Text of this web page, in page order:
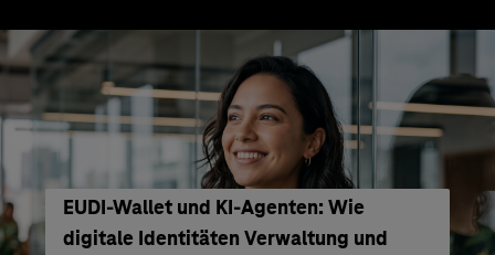
EUDI-Wallet und KI-Agenten: Wie
digitale Identitäten Verwaltung und